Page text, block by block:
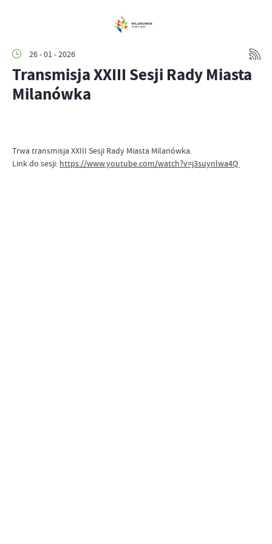
26 - 01 - 2026
Transmisja XXIII Sesji Rady Miasta
Milanówka
Trwa transmisja XXIII Sesji Rady Miasta Milanówka.
Link do sesji: https://www.youtube.com/watch?v=j3suynlwa4Q